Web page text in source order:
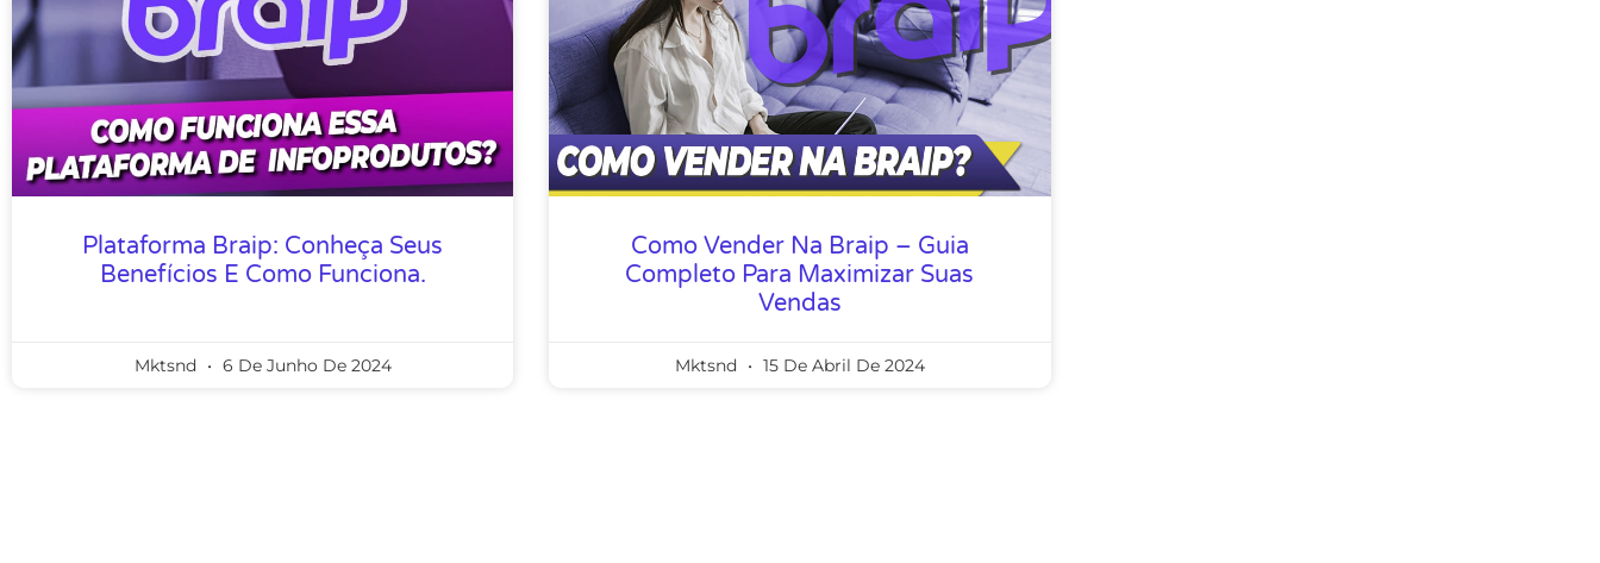
Plataforma Braip: Conheça Seus
Benefícios E Como Funciona.
Mktsnd 6 De Junho De 2024
Como Vender Na Braip – Guia
Completo Para Maximizar Suas
Vendas
Mktsnd 15 De Abril De 2024